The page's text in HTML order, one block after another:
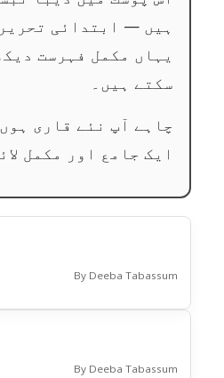
ہیں — ابتدائی
یہاں مکمل فہرست
سکتے ہیں۔
چاہے آپ نئے قاری
ایک جامع اور مکمل
By Deeba Tabassum
By Deeba Tabassum